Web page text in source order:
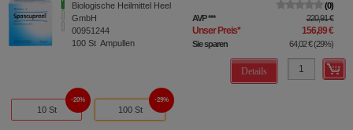
Biologische Heilmittel Heel
GmbH
00951244
100 St Ampullen
0
AVP*** 220,91 €
Unser Preis* 156,89 €
Sie sparen 64,02 €(29%)
Details
10 St
20%
100 St
29%